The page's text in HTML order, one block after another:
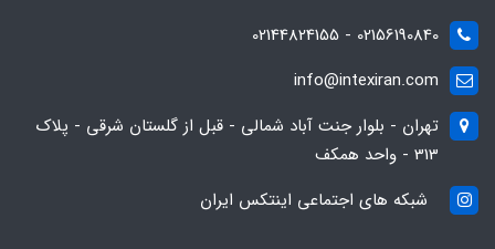
02156190840 - 02144824155
info@intexiran.com
تهران - بلوار جنت آباد شمالی - قبل از گلستان شرقی - پلاک
313 - واحد همکف
شبکه های اجتماعی اینتکس ایران